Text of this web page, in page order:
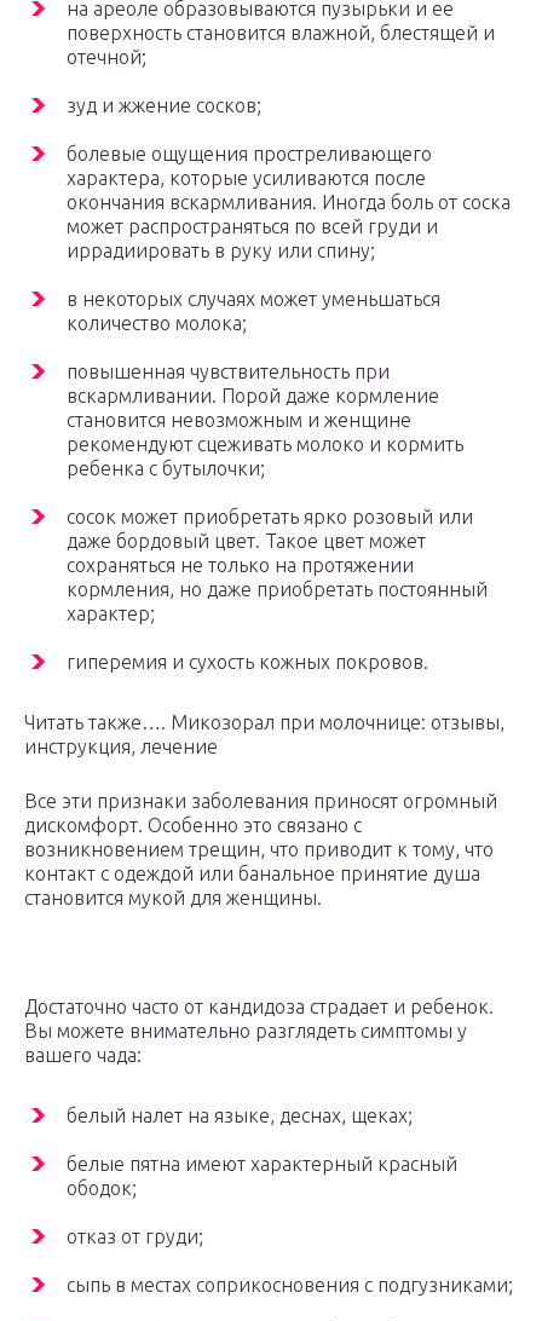
на ареоле образовываются пузырьки и ее
поверхность становится влажной, блестящей и
отечной;
зуд и жжение сосков;
болевые ощущения простреливающего
характера, которые усиливаются после
окончания вскармливания. Иногда боль от соска
может распространяться по всей груди и
иррадиировать в руку или спину;
в некоторых случаях может уменьшаться
количество молока;
повышенная чувствительность при
вскармливании. Порой даже кормление
становится невозможным и женщине
рекомендуют сцеживать молоко и кормить
ребенка с бутылочки;
сосок может приобретать ярко розовый или
даже бордовый цвет. Такое цвет может
сохраняться не только на протяжении
кормления, но даже приобретать постоянный
характер;
гиперемия и сухость кожных покровов.
Читать также…. Микозорал при молочнице: отзывы,
инструкция, лечение
Все эти признаки заболевания приносят огромный
дискомфорт. Особенно это связано с
возникновением трещин, что приводит к тому, что
контакт с одеждой или банальное принятие душа
становится мукой для женщины.
Достаточно часто от кандидоза страдает и ребенок.
Вы можете внимательно разглядеть симптомы у
вашего чада:
белый налет на языке, деснах, щеках;
белые пятна имеют характерный красный
ободок;
отказ от груди;
сыпь в местах соприкосновения с подгузниками;